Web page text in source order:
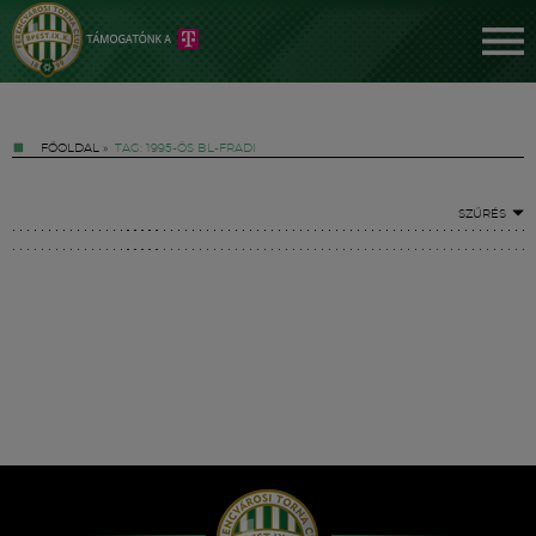
FŐOLDAL » TAG: 1995-ÖS BL-FRADI
SZŰRÉS
Hírek